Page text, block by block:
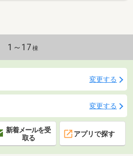
1～17 棟
変更する
変更する
新着メールを受
取る
アプリで探す